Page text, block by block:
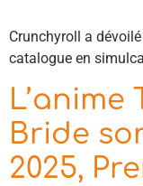
Crunchyroll a
catalogue en
L’anime
Bride
2025,